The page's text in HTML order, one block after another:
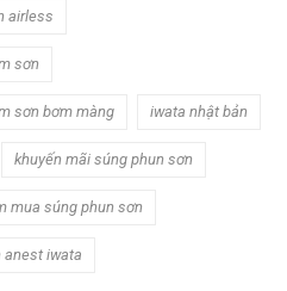
airless
sơn
sơn bơm màng iwata nhật bản
khuyến mãi súng phun sơn
mua súng phun sơn
anest iwata